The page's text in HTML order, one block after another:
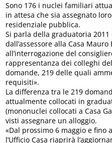
Sono 176 i nuclei familiari
in attesa che sia assegnato
residenziale pubblica.
Si parla della graduatoria
dall’assessore alla Casa
all’interrogazione del
rappresentanza dei colleghi del
domande, 219 delle quali
requisiti».
La differenza tra le 219
attualmente collocati in
(mononuclei collocati a Casa
visti assegnare un alloggio.
«Dal prossimo 6 maggio e fino
l’Ufficio Casa riaprirà